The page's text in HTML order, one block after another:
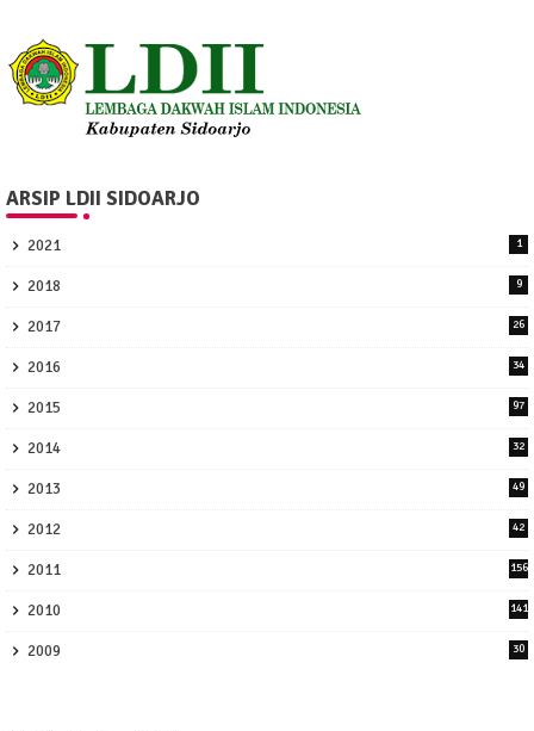
ARSIP LDII SIDOARJO
2021 1
2018 9
2017 26
2016 34
2015 97
2014 32
2013 49
2012 42
2011 156
2010 141
2009 30